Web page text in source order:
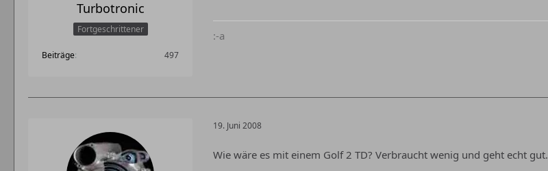
Turbotronic
Fortgeschrittener
Beiträge 497
:-a
19. Juni 2008
Wie wäre es mit einem Golf 2 TD? Verbraucht wenig und geht echt gut.